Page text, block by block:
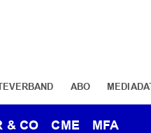
ABO
& CO CME MFA